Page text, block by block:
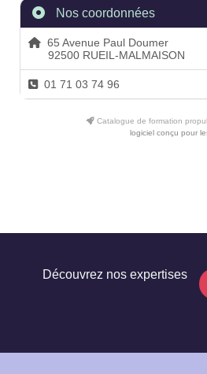
Nos coordonnées
65 Avenue Paul Doumer
92500 RUEIL-MALMAISON
01 71 03 74 96
Catalogue de formation
logiciel conçu pour
Découvrez nos expertises